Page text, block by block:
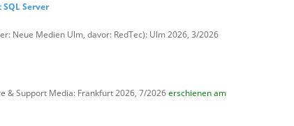
Server
Neue Medien Ulm, davor: RedTec): Ulm 2026, 3/2026
& Support Media: Frankfurt 2026, 7/2026erschienen am